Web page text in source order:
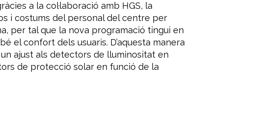
a la col·laboració amb HGS, la
i costums del personal del centre per
per tal que la nova programació tingui en
el confort dels usuaris. D’aquesta manera
ajust als detectors de lluminositat en
de protecció solar en funció de la